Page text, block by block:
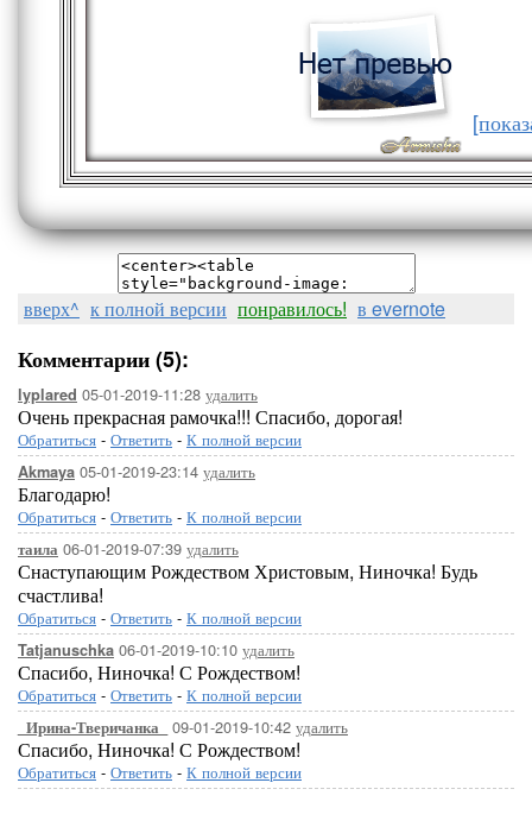
вверх^ к полной версии понравилось! в evernote
Комментарии (5):
lyplared 05-01-2019-11:28 удалить
Очень прекрасная рамочка!!! Спасибо, дорогая!
Обратиться - Ответить - К полной версии
Akmaya 05-01-2019-23:14 удалить
Благодарю!
Обратиться - Ответить - К полной версии
таила 06-01-2019-07:39 удалить
Снаступающим Рождеством Христовым, Ниночка! Будь
счастлива!
Обратиться - Ответить - К полной версии
Tatjanuschka 06-01-2019-10:10 удалить
Спасибо, Ниночка! С Рождеством!
Обратиться - Ответить - К полной версии
_Ирина-Тверичанка_ 09-01-2019-10:42 удалить
Спасибо, Ниночка! С Рождеством!
Обратиться - Ответить - К полной версии